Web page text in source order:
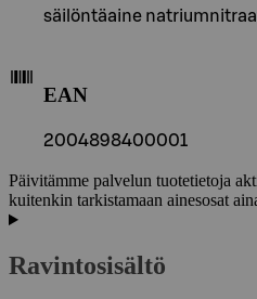
säilöntäaine
EAN
2004898400001
Päivitämme palvelun tuotetietoja
kuitenkin tarkistamaan ainesosat
Ravintosisältö